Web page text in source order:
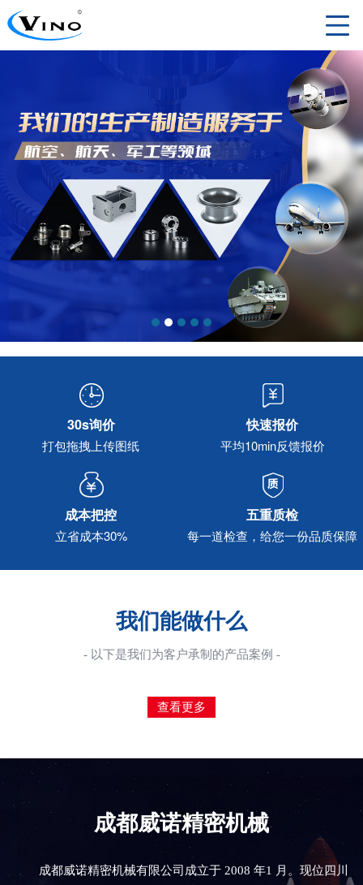
30s询价
打包拖拽上传图纸
快速报价
平均10min反馈报价
成本把控
立省成本30%
五重质检
每一道检查，给您一份品质保障
我们能做什么
- 以下是我们为客户承制的产品案例 -
查看更多
成都威诺精密机械
成都威诺精密机械有限公司成立于 2008 年1 月。现位四川